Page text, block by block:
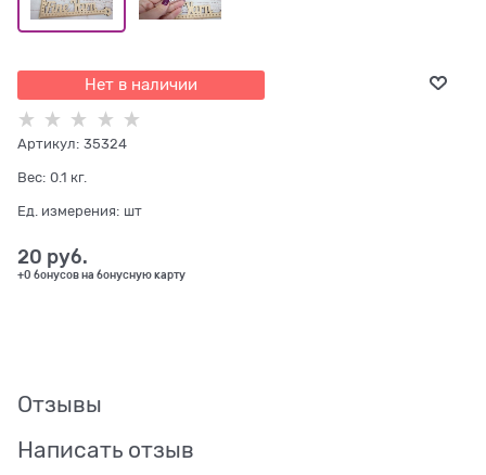
Нет в наличии
Артикул: 35324
Вес: 0.1 кг.
Ед. измерения: шт
20 руб.
+0 бонусов на бонусную карту
Отзывы
Написать отзыв